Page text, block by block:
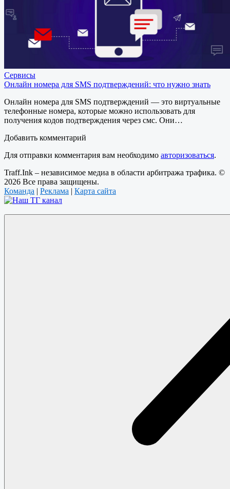
Сервисы
Онлайн номера для SMS подтверждений: что нужно знать
Онлайн номера для SMS подтверждений — это виртуальные
телефонные номера, которые можно использовать для
получения кодов подтверждения через смс. Они…
Добавить комментарий
Для отправки комментария вам необходимо авторизоваться.
Traff.Ink – независимое медиа в области арбитража трафика. ©
2026 Все права защищены.
Команда | Реклама | Карта сайта